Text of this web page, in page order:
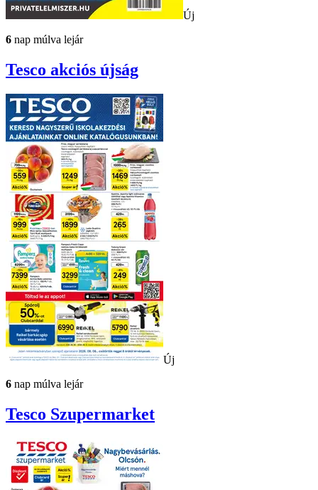
Új
6 nap múlva lejár
Tesco akciós újság
Új
6 nap múlva lejár
Tesco Szupermarket